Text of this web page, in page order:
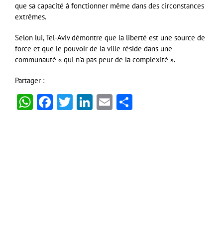
que sa capacité à fonctionner même dans des circonstances
extrêmes.
Selon lui, Tel-Aviv démontre que la liberté est une source de
force et que le pouvoir de la ville réside dans une
communauté « qui n’a pas peur de la complexité ».
Partager :
WhatsApp
Facebook
Twitter
LinkedIn
Email